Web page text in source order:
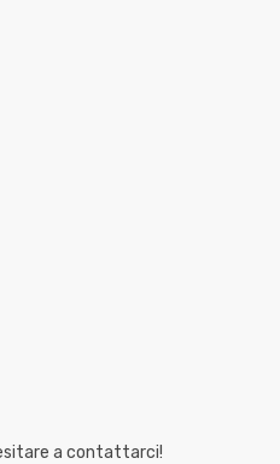
a contattarci!